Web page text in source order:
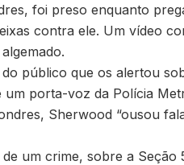
foi preso enquanto
contra ele. Um vídeo
público que os alertou
porta-voz da Polícia
Sherwood “ousou
um crime, sobre a Seção